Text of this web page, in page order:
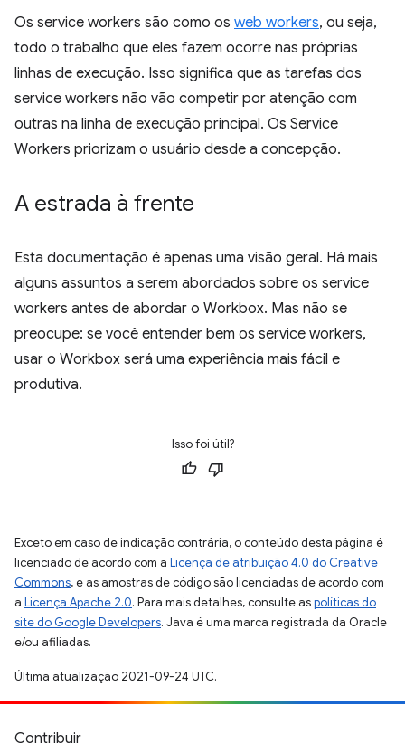
Os service workers são como os web workers, ou seja,
todo o trabalho que eles fazem ocorre nas próprias
linhas de execução. Isso significa que as tarefas dos
service workers não vão competir por atenção com
outras na linha de execução principal. Os Service
Workers priorizam o usuário desde a concepção.
A estrada à frente
Esta documentação é apenas uma visão geral. Há mais
alguns assuntos a serem abordados sobre os service
workers antes de abordar o Workbox. Mas não se
preocupe: se você entender bem os service workers,
usar o Workbox será uma experiência mais fácil e
produtiva.
Isso foi útil?
Exceto em caso de indicação contrária, o conteúdo desta página é
licenciado de acordo com a Licença de atribuição 4.0 do Creative
Commons, e as amostras de código são licenciadas de acordo com
a Licença Apache 2.0. Para mais detalhes, consulte aspolíticas do
site do Google Developers. Java é uma marca registrada da Oracle
e/ou afiliadas.
Última atualização 2021-09-24 UTC.
Contribuir